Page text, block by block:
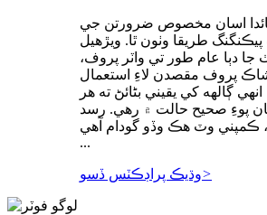
فائدا اسان مخصوص ضرورتن جي
طريقا وٺون ٿا. ويڙهيل
جا دٻا عام طور تي واٽر پروف،
پروف مقصدن لاءِ استعمال
انهي ڳالهه کي يقيني بڻائڻ ته هر
پوءِ صحيح حالت ۾ رهي. رسد
ڪمپني وٽ هڪ وڏو گودام آهي
...
وڌيڪ پراڊڪٽس ڏسو>